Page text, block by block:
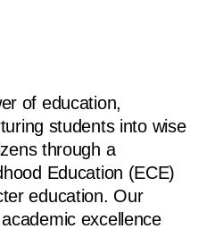
of education,
students into wise
through a
Education (ECE)
education. Our
excellence